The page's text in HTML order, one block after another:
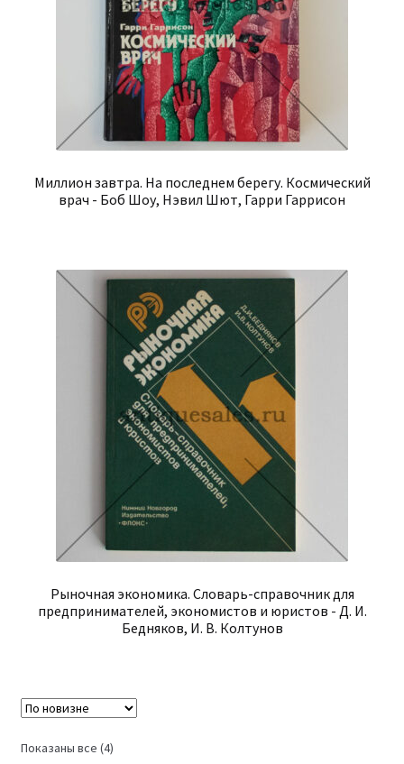
Миллион завтра. На последнем берегу. Космический
врач - Боб Шоу, Нэвил Шют, Гарри Гаррисон
Рыночная экономика. Словарь-справочник для
предпринимателей, экономистов и юристов - Д. И.
Бедняков, И. В. Колтунов
Показаны все (4)Сортировка: